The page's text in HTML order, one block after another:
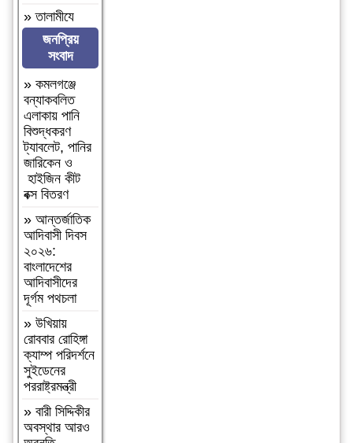
»‎তালামীযে
ইসলামিয়া
জগন্নাথপুর
পশ্চিম উপজেলা
শাখার কাউন্সিল
সম্পন্ন।
»কমলগঞ্জে
হাবিবুন নেছা
চৌধুরী গার্লস
একাডেমি
পরিদর্শন
আসামীরা
জামিনে মুক্ত;
মামলা আপোষের
প্রস্তাব; বাদীর
পরিবারকে হুমকি-
ধামকিকমলগঞ্জে
বহুল আলোচিত
স্কুল শিক্ষিকা
হত্যার
অভিযোগপত্র
দাখিল
»কমলগঞ্জে
নিরাপদ সড়ক
চাই এর পরিচিতি
সভা অনুষ্ঠিত
জনপ্রিয়
সংবাদ
»কমলগঞ্জে
বন্যাকবলিত
এলাকায় পানি
বিশুদ্ধকরণ
ট্যাবলেট, পানির
জারিকেন ও
হাইজিন কীট
বক্স বিতরণ
»আন্তর্জাতিক
আদিবাসী দিবস
২০২৬:
বাংলাদেশের
আদিবাসীদের
দূর্গম পথচলা
»উখিয়ায়
রোববার রোহিঙ্গা
ক্যাম্প পরিদর্শনে
সুইডেনের
পররাষ্ট্রমন্ত্রী
»বারী সিদ্দিকীর
অবস্থার আরও